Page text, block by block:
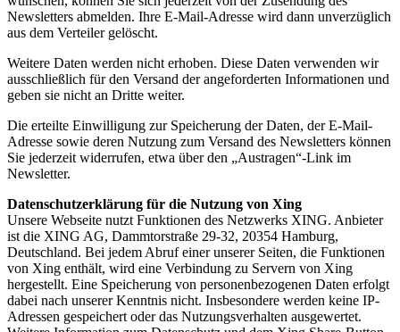
Newsletters abmelden. Ihre E-Mail-Adresse wird dann unverzüglich
aus dem Verteiler gelöscht.
Weitere Daten werden nicht erhoben. Diese Daten verwenden wir
ausschließlich für den Versand der angeforderten Informationen und
geben sie nicht an Dritte weiter.
Die erteilte Einwilligung zur Speicherung der Daten, der E-Mail-
Adresse sowie deren Nutzung zum Versand des Newsletters können
Sie jederzeit widerrufen, etwa über den „Austragen“-Link im
Newsletter.
Datenschutzerklärung für die Nutzung von Xing
Unsere Webseite nutzt Funktionen des Netzwerks XING. Anbieter
ist die XING AG, Dammtorstraße 29-32, 20354 Hamburg,
Deutschland. Bei jedem Abruf einer unserer Seiten, die Funktionen
von Xing enthält, wird eine Verbindung zu Servern von Xing
hergestellt. Eine Speicherung von personenbezogenen Daten erfolgt
dabei nach unserer Kenntnis nicht. Insbesondere werden keine IP-
Adressen gespeichert oder das Nutzungsverhalten ausgewertet.